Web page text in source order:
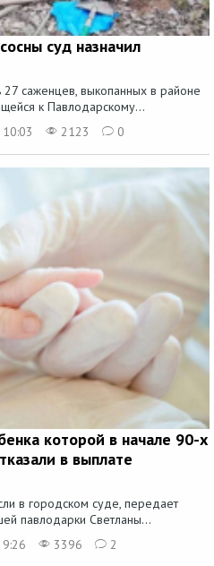
суд назначил
саженцев, выкопанных в районе
к Павлодарскому...
2123 0
которой в начале 90-х
в выплате
в городском суде, передает
павлодарки Светланы...
3396 2